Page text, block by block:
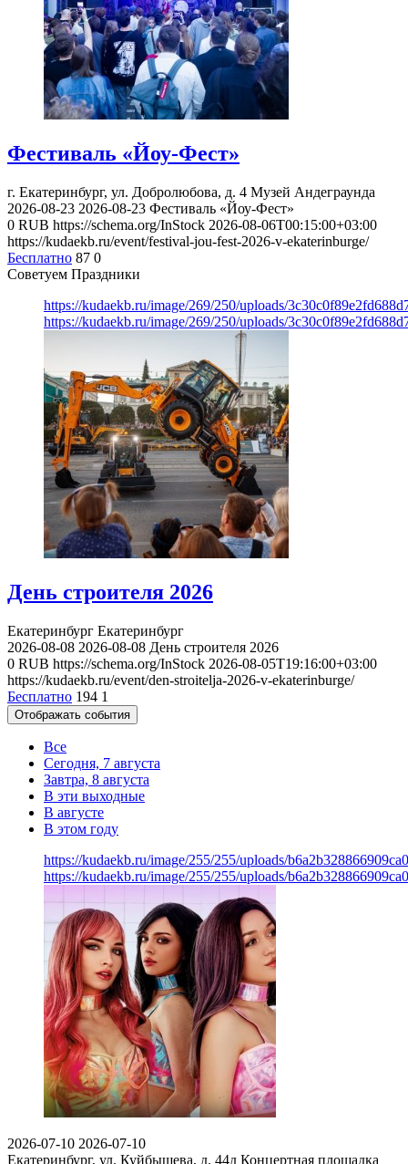
Фестиваль «Йоу-Фест»
г. Екатеринбург, ул. Добролюбова, д. 4 Музей Андеграунда
2026-08-23 2026-08-23 Фестиваль «Йоу-Фест»
0 RUB https://schema.org/InStock 2026-08-06T00:15:00+03:00
https://kudaekb.ru/event/festival-jou-fest-2026-v-ekaterinburge/
Бесплатно 87 0
Советуем Праздники
https://kudaekb.ru/image/269/250/uploads/
https://kudaekb.ru/image/269/250/uploads/
День строителя 2026
Екатеринбург Екатеринбург
2026-08-08 2026-08-08 День строителя 2026
0 RUB https://schema.org/InStock 2026-08-05T19:16:00+03:00
https://kudaekb.ru/event/den-stroitelja-2026-v-ekaterinburge/
Бесплатно 194 1
Отображать события
Все
Сегодня, 7 августа
Завтра, 8 августа
В эти выходные
В августе
В этом году
https://kudaekb.ru/image/255/255/uploads/
https://kudaekb.ru/image/255/255/uploads/
2026-07-10 2026-07-10
Екатеринбург, ул. Куйбышева, д. 44д Концертная площадка